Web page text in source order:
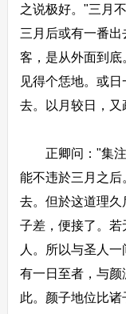
之说极好。"三月
三月后或有一番
客，是从外面到
见得个恁地。或
去。以月较日，又
正卿问："集注"
能不违於三月之
去。但於这道理
子差，便接了。
人。所以与圣人
有一日至者，与
此。颜子地位比